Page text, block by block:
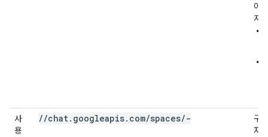
야
지
사
용
//chat.googleapis.com/spaces/-
구
자